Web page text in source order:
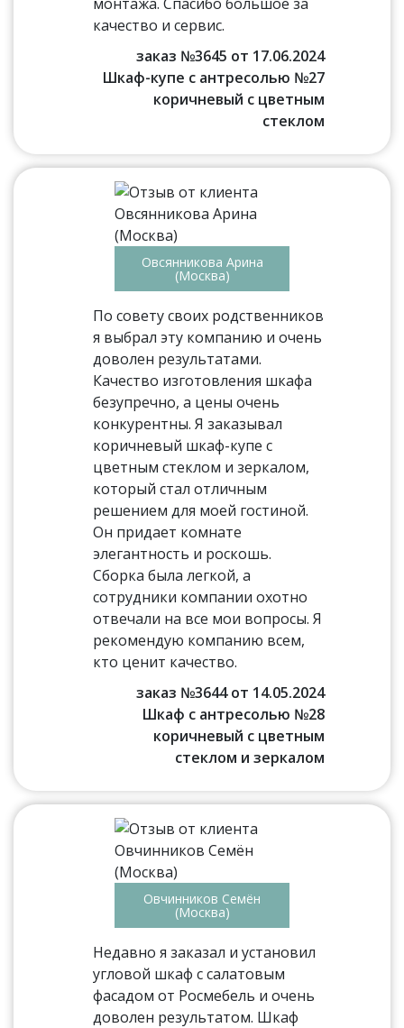
качество и сервис.
заказ №3645 от 17.06.2024
Шкаф-купе с антресолью №27
коричневый с цветным
стеклом
Овсянникова Арина
(Москва)
По совету своих родственников
я выбрал эту компанию и очень
доволен результатами.
Качество изготовления шкафа
безупречно, а цены очень
конкурентны. Я заказывал
коричневый шкаф-купе с
цветным стеклом и зеркалом,
который стал отличным
решением для моей гостиной.
Он придает комнате
элегантность и роскошь.
Сборка была легкой, а
сотрудники компании охотно
отвечали на все мои вопросы. Я
рекомендую компанию всем,
кто ценит качество.
заказ №3644 от 14.05.2024
Шкаф с антресолью №28
коричневый с цветным
стеклом и зеркалом
Овчинников Семён
(Москва)
Недавно я заказал и установил
угловой шкаф с салатовым
фасадом от Росмебель и очень
доволен результатом. Шкаф